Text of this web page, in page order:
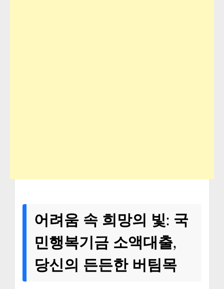
어려움 속 희망의 빛: 국
민행복기금 소액대출,
당신의 든든한 버팀목